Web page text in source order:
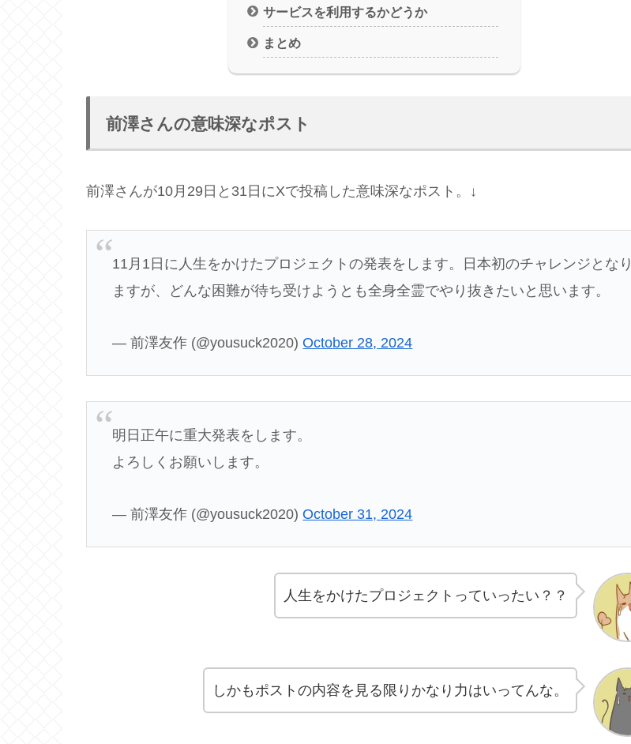
サービスを利用するかどうか
まとめ
前澤さんの意味深なポスト
前澤さんが10月29日と31日にXで投稿した意味深なポスト。↓
11月1日に人生をかけたプロジェクトの発表をします。日本初のチャレンジとなり
ますが、どんな困難が待ち受けようとも全身全霊でやり抜きたいと思います。
— 前澤友作 (@yousuck2020)October 28, 2024
明日正午に重大発表をします。
よろしくお願いします。
— 前澤友作 (@yousuck2020)October 31, 2024
人生をかけたプロジェクトっていったい？？
しかもポストの内容を見る限りかなり力はいってんな。